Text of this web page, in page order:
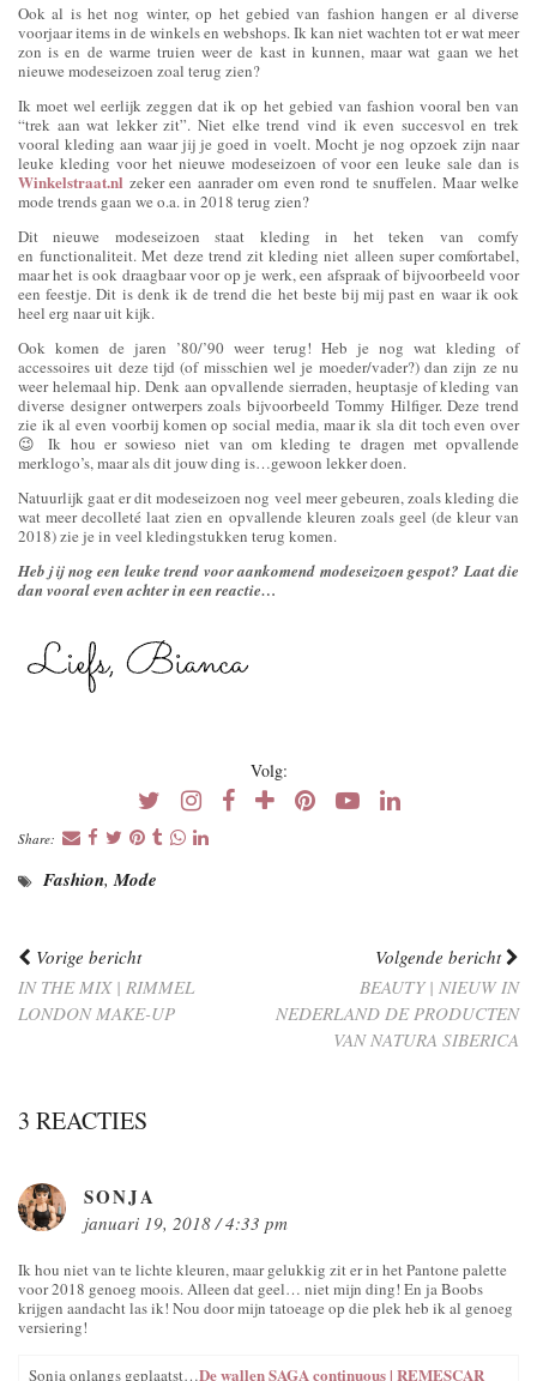
Ook al is het nog winter, op het gebied van fashion hangen er al diverse
voorjaar items in de winkels en webshops. Ik kan niet wachten tot er wat meer
zon is en de warme truien weer de kast in kunnen, maar wat gaan we het
nieuwe modeseizoen zoal terug zien?
Ik moet wel eerlijk zeggen dat ik op het gebied van fashion vooral ben van
“trek aan wat lekker zit”. Niet elke trend vind ik even succesvol en trek
vooral kleding aan waar jij je goed in voelt. Mocht je nog opzoek zijn naar
leuke kleding voor het nieuwe modeseizoen of voor een leuke sale dan is
Winkelstraat.nl zeker een aanrader om even rond te snuffelen. Maar welke
mode trends gaan we o.a. in 2018 terug zien?
Dit nieuwe modeseizoen staat kleding in het teken van comfy
en functionaliteit. Met deze trend zit kleding niet alleen super comfortabel,
maar het is ook draagbaar voor op je werk, een afspraak of bijvoorbeeld voor
een feestje. Dit is denk ik de trend die het beste bij mij past en waar ik ook
heel erg naar uit kijk.
Ook komen de jaren ’80/’90 weer terug! Heb je nog wat kleding of
accessoires uit deze tijd (of misschien wel je moeder/vader?) dan zijn ze nu
weer helemaal hip. Denk aan opvallende sierraden, heuptasje of kleding van
diverse designer ontwerpers zoals bijvoorbeeld Tommy Hilfiger. Deze trend
zie ik al even voorbij komen op social media, maar ik sla dit toch even over
😉 Ik hou er sowieso niet van om kleding te dragen met opvallende
merklogo’s, maar als dit jouw ding is…gewoon lekker doen.
Natuurlijk gaat er dit modeseizoen nog veel meer gebeuren, zoals kleding die
wat meer decolleté laat zien en opvallende kleuren zoals geel (de kleur van
2018) zie je in veel kledingstukken terug komen.
Heb jij nog een leuke trend voor aankomend modeseizoen gespot? Laat die
dan vooral even achter in een reactie…
Volg:
Share:
Fashion,Mode
Vorige bericht
IN THE MIX | RIMMEL
LONDON MAKE-UP
Volgende bericht
BEAUTY | NIEUW IN
NEDERLAND DE PRODUCTEN
VAN NATURA SIBERICA
3 REACTIES
SONJA
januari 19, 2018 / 4:33 pm
Ik hou niet van te lichte kleuren, maar gelukkig zit er in het Pantone palette
voor 2018 genoeg moois. Alleen dat geel… niet mijn ding! En ja Boobs
krijgen aandacht las ik! Nou door mijn tatoeage op die plek heb ik al genoeg
versiering!
Sonja onlangs geplaatst…De wallen SAGA continuous | REMESCAR